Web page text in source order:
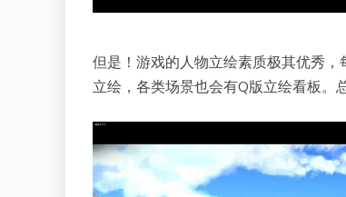
但是！游戏的人物立绘素质极其优秀
立绘，各类场景也会有Q版立绘看板。